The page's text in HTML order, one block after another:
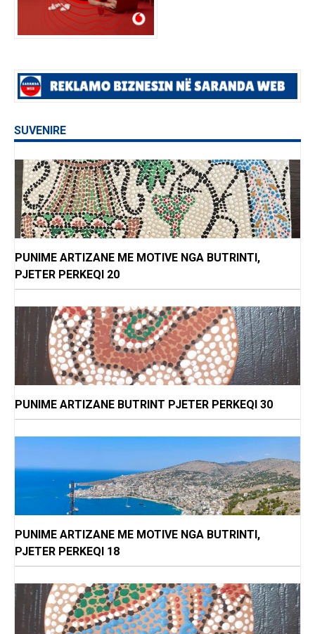
SUVENIRE
PUNIME ARTIZANE ME MOTIVE NGA BUTRINTI,
PJETER PERKEQI 20
PUNIME ARTIZANE BUTRINT PJETER PERKEQI 30
PUNIME ARTIZANE ME MOTIVE NGA BUTRINTI,
PJETER PERKEQI 18